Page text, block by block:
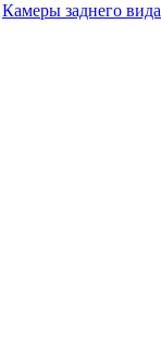
Камеры заднего вида